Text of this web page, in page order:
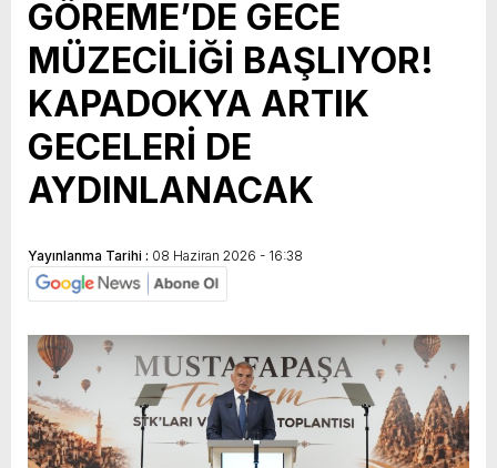
GÖREME’DE GECE
MÜZECİLİĞİ BAŞLIYOR!
KAPADOKYA ARTIK
GECELERİ DE
AYDINLANACAK
Yayınlanma Tarihi : 08 Haziran 2026 - 16:38